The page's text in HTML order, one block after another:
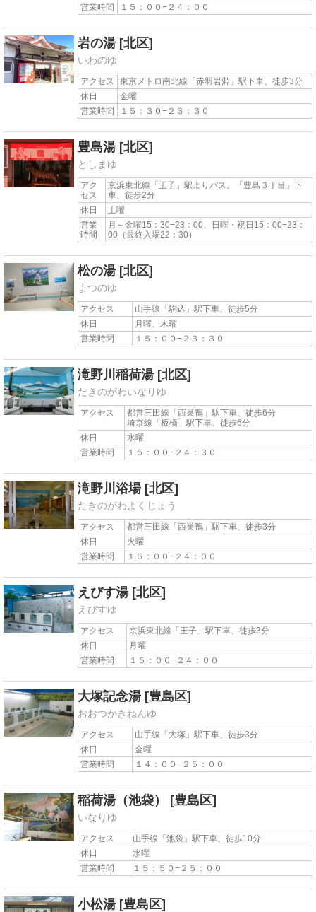
営業時間
１５：００−２４：００
岩の湯 [北区]
いわのゆ
アクセス
東京メトロ南北線「赤羽岩淵」駅下車、徒歩3分
休日
金曜
営業時間
１５：３０−２３：３０
豊島湯 [北区]
としまゆ
アク
セス
京浜東北線「王子」駅よりバス。「豊島３丁目」下
車、徒歩2分
休日
土曜
営業
時間
月～金曜15：30−23：00、日曜・祝日15：00−23：
00（最終入場22：30）
松の湯 [北区]
まつのゆ
アクセス
山手線「駒込」駅下車、徒歩5分
休日
月曜、木曜
営業時間
１５：００−２３：３０
滝野川稲荷湯 [北区]
たきのがわいなりゆ
アクセス
都営三田線「西巣鴨」駅下車、徒歩6分
埼京線「板橋」駅下車、徒歩6分
休日
水曜
営業時間
１５：００−２４：３０
滝野川浴場 [北区]
たきのがわよくじょう
アクセス
都営三田線「西巣鴨」駅下車、徒歩3分
休日
火曜
営業時間
１６：００−２４：００
えびす湯 [北区]
えびすゆ
アクセス
京浜東北線「王子」駅下車、徒歩3分
休日
月曜
営業時間
１５：００−２４：００
大塚記念湯 [豊島区]
おおつかきねんゆ
アクセス
山手線「大塚」駅下車、徒歩3分
休日
金曜
営業時間
１４：００−２５：００
稲荷湯（池袋） [豊島区]
いなりゆ
アクセス
山手線「池袋」駅下車、徒歩10分
休日
水曜
営業時間
１５：５０−２５：００
小松湯 [豊島区]